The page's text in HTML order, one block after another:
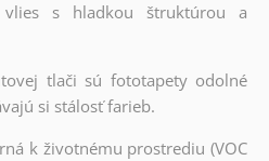
s hladkou štruktúrou a
tlači sú fototapety odolné
si stálosť farieb.
k životnému prostrediu (VOC